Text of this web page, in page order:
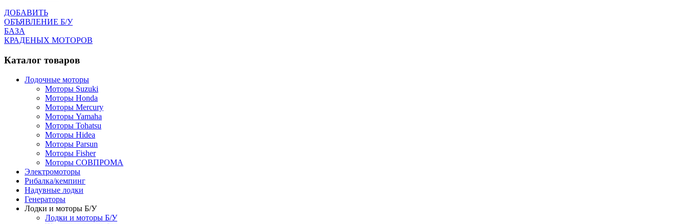
ДОБАВИТЬ
ОБЪЯВЛЕНИЕ Б/У
БАЗА
КРАДЕНЫХ МОТОРОВ
Каталог товаров
Лодочные моторы
Моторы Suzuki
Моторы Honda
Моторы Mercury
Моторы Yamaha
Моторы Tohatsu
Моторы Hidea
Моторы Parsun
Моторы Fisher
Моторы СОВПРОМА
Электромоторы
Рибалка/кемпинг
Надувные лодки
Генераторы
Лодки и моторы Б/У
Лодки и моторы Б/У